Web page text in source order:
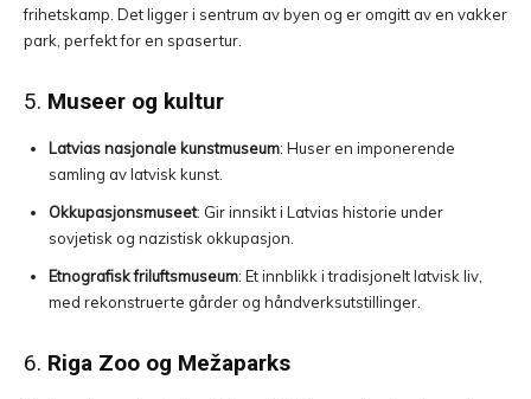
frihetskamp. Det ligger i sentrum av byen og er omgitt av en vakker
park, perfekt for en spasertur.
5. Museer og kultur
Latvias nasjonale kunstmuseum: Huser en imponerende
samling av latvisk kunst.
Okkupasjonsmuseet: Gir innsikt i Latvias historie under
sovjetisk og nazistisk okkupasjon.
Etnografisk friluftsmuseum: Et innblikk i tradisjonelt latvisk liv,
med rekonstruerte gårder og håndverksutstillinger.
6. Riga Zoo og Mežaparks